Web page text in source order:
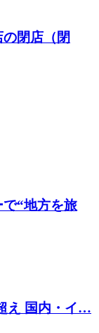
閉店（閉
で“地方を旅
え 国内・イ…